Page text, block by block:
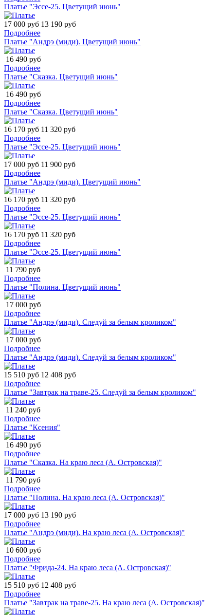
Платье "Эссе-25. Цветущий июнь"
17 000 руб 13 190 руб
Подробнее
Платье "Андрэ (миди). Цветущий июнь"
16 490 руб
Подробнее
Платье "Сказка. Цветущий июнь"
16 490 руб
Подробнее
Платье "Сказка. Цветущий июнь"
16 170 руб 11 320 руб
Подробнее
Платье "Эссе-25. Цветущий июнь"
17 000 руб 11 900 руб
Подробнее
Платье "Андрэ (миди). Цветущий июнь"
16 170 руб 11 320 руб
Подробнее
Платье "Эссе-25. Цветущий июнь"
16 170 руб 11 320 руб
Подробнее
Платье "Эссе-25. Цветущий июнь"
11 790 руб
Подробнее
Платье "Полина. Цветущий июнь"
17 000 руб
Подробнее
Платье "Андрэ (миди). Следуй за белым кроликом"
17 000 руб
Подробнее
Платье "Андрэ (миди). Следуй за белым кроликом"
15 510 руб 12 408 руб
Подробнее
Платье "Завтрак на траве-25. Следуй за белым кроликом"
11 240 руб
Подробнее
Платье "Ксения"
16 490 руб
Подробнее
Платье "Сказка. На краю леса (А. Островская)"
11 790 руб
Подробнее
Платье "Полина. На краю леса (А. Островская)"
17 000 руб 13 190 руб
Подробнее
Платье "Андрэ (миди). На краю леса (А. Островская)"
10 600 руб
Подробнее
Платье "Фрида-24. На краю леса (А. Островская)"
15 510 руб 12 408 руб
Подробнее
Платье "Завтрак на траве-25. На краю леса (А. Островская)"